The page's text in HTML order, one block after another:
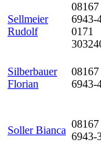
Sellmeier
Rudolf
08167
6943-
0171
Silberbauer
Florian
08167
6943-
Soller Bianca
08167
6943-